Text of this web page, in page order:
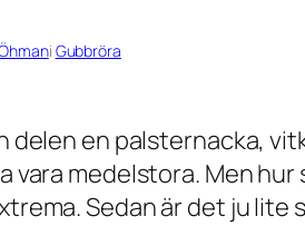
i Gubbröra
delen en palsternacka,
vara medelstora. Men
Sedan är det ju lite